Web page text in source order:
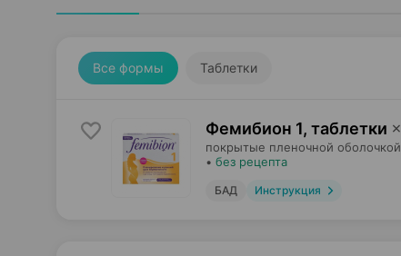
Все формы Таблетки
Фемибион 1, таблетки ×
покрытые пленочной оболочкой,
• без рецепта
БАД Инструкция